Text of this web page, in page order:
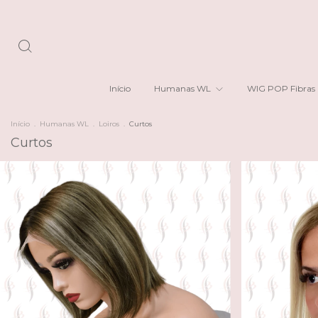
Início Humanas WL WIG POP Fibras
Início . Humanas WL . Loiros . Curtos
Curtos